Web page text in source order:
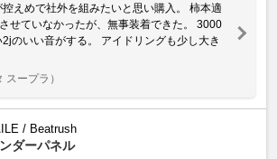
えめで社外を組みたいと思い購入。 柿本適
せていなかったが、無事装着できた。 3000
のいい音がする。 アイドリングも少し大き
スープラ）
/ Beatrush
ダーパネル